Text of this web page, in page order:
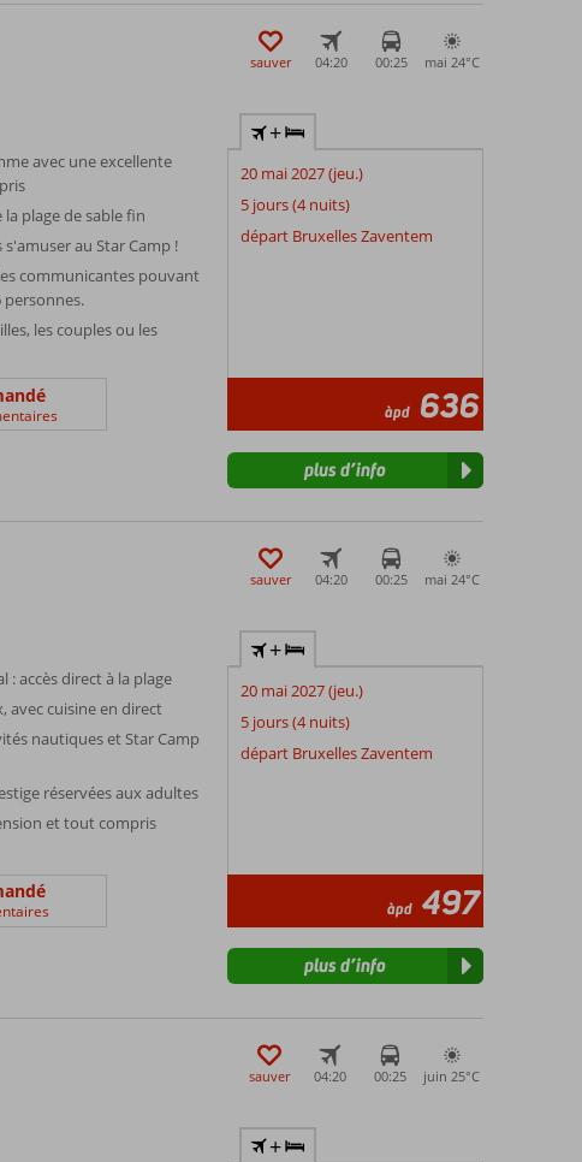
sauver 04:20 00:25 mai 24°C
avec une excellente
plage de sable fin
au Star Camp !
communicantes pouvant
personnes.
les couples ou les
+
20 mai 2027 (jeu.)
5 jours (4 nuits)
départ Bruxelles Zaventem
àpd 636
plus d’info
sauver 04:20 00:25 mai 24°C
: accès direct à la plage
avec cuisine en direct
nautiques et Star Camp
réservées aux adultes
et tout compris
+
20 mai 2027 (jeu.)
5 jours (4 nuits)
départ Bruxelles Zaventem
àpd 497
plus d’info
sauver 04:20 00:25 juin 25°C
+